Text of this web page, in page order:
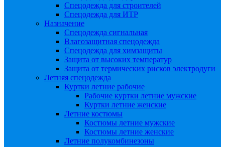
Спецодежда для строителей
Спецодежда для ИТР
Назначение
Спецодежда сигнальная
Влагозащитная спецодежда
Спецодежда для химзащиты
Защита от высоких температур
Защита от термических рисков электродуги
Летняя спецодежда
Куртки летние рабочие
Рабочие куртки летние мужские
Куртки летние женские
Летние костюмы
Костюмы летние мужские
Костюмы летние женские
Летние полукомбинезоны